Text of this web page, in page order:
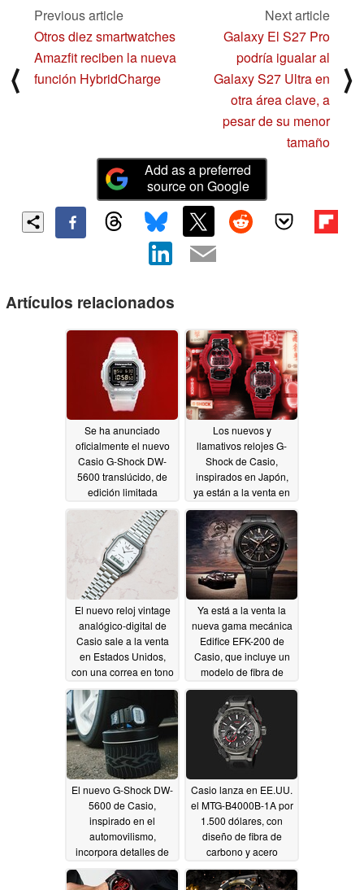
⟨
Previous article
Otros diez smartwatches
Amazfit reciben la nueva
función HybridCharge
Next article
Galaxy El S27 Pro
podría igualar al
Galaxy S27 Ultra en
otra área clave, a
pesar de su menor
tamaño
⟩
Add as a preferred
source on Google
Artículos relacionados
Se ha anunciado
oficialmente el nuevo
Casio G-Shock DW-
5600 translúcido, de
edición limitada
06/18/2026
Los nuevos y
llamativos relojes G-
Shock de Casio,
inspirados en Japón,
ya están a la venta en
EE. UU.06/17/2026
El nuevo reloj vintage
analógico-digital de
Casio sale a la venta
en Estados Unidos,
con una correa en tono
plateado06/16/2026
Ya está a la venta la
nueva gama mecánica
Edifice EFK-200 de
Casio, que incluye un
modelo de fibra de
carbono06/12/2026
El nuevo G-Shock DW-
5600 de Casio,
inspirado en el
automovilismo,
incorpora detalles de
diseño Toyo Proxes
Sport R06/11/2026
Casio lanza en EE.UU.
el MTG-B4000B-1A por
1.500 dólares, con
diseño de fibra de
carbono y acero
06/10/2026